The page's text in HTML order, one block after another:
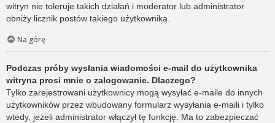
witryn nie toleruje takich działań i moderator lub administrator
obniży licznik postów takiego użytkownika.
Na górę
Podczas próby wysłania wiadomości e-mail do użytkownika
witryna prosi mnie o zalogowanie. Dlaczego?
Tylko zarejestrowani użytkownicy mogą wysyłać e-maile do innych
użytkowników przez wbudowany formularz wysyłania e-maili i tylko
wtedy, jeżeli administrator włączył tę funkcję. Ma to zabezpieczać